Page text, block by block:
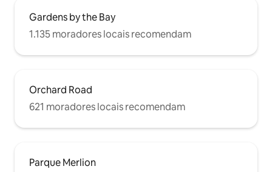
Gardens by the Bay
1.135 moradores locais recomendam
Orchard Road
621 moradores locais recomendam
Parque Merlion